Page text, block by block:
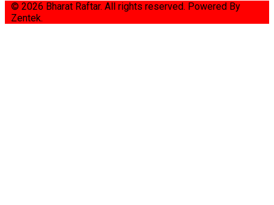
© 2026 Bharat Raftar. All rights reserved. Powered By
Zentek.